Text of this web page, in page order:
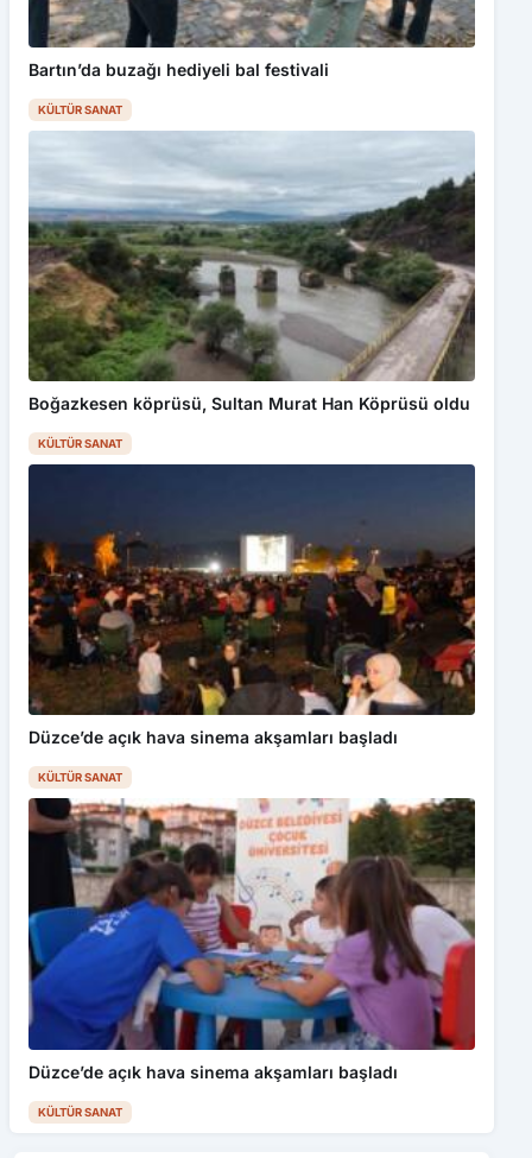
Bartın’da buzağı hediyeli bal festivali
KÜLTÜR SANAT
Boğazkesen köprüsü, Sultan Murat Han Köprüsü oldu
KÜLTÜR SANAT
Düzce’de açık hava sinema akşamları başladı
KÜLTÜR SANAT
Düzce’de açık hava sinema akşamları başladı
KÜLTÜR SANAT